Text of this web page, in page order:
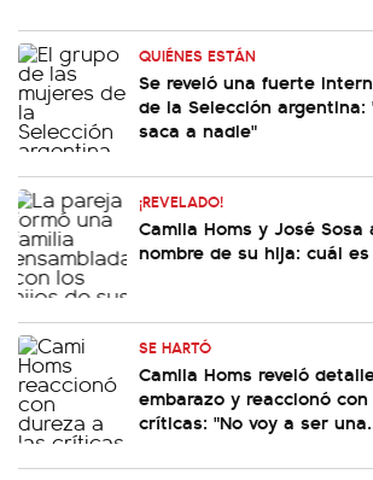
QUIÉNES ESTÁN
Se reveló una fuerte
de la Selección argentina:
saca a nadie"
¡REVELADO!
Camila Homs y José Sosa
nombre de su hija: cuál
SE HARTÓ
Camila Homs reveló
embarazo y reaccionó
críticas: "No voy a ser